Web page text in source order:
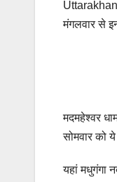
मंगलवार से
मदमहेश्वर
सोमवार को
यहां मधुगंगा